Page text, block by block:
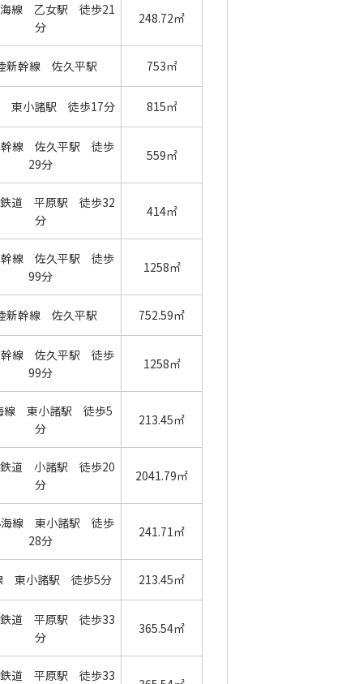
海線 乙女駅 徒歩21
分
248.72㎡
新幹線 佐久平駅 753㎡
東小諸駅 徒歩17分 815㎡
幹線 佐久平駅 徒歩
29分
559㎡
鉄道 平原駅 徒歩32
分
414㎡
幹線 佐久平駅 徒歩
99分
1258㎡
新幹線 佐久平駅 752.59㎡
幹線 佐久平駅 徒歩
99分
1258㎡
線 東小諸駅 徒歩5
分
213.45㎡
鉄道 小諸駅 徒歩20
分
2041.79㎡
海線 東小諸駅 徒歩
28分
241.71㎡
東小諸駅 徒歩5分 213.45㎡
鉄道 平原駅 徒歩33
分
365.54㎡
鉄道 平原駅 徒歩33